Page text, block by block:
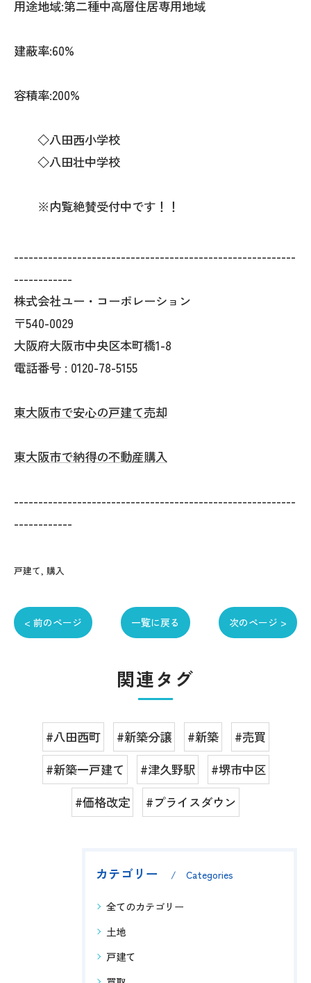
用途地域:第二種中高層住居専用地域
建蔽率:60%
容積率:200%
◇八田西小学校
◇八田壮中学校
※内覧絶賛受付中です！！
----------------------------------------------------------
------------
株式会社ユー・コーポレーション
〒540-0029
大阪府大阪市中央区本町橋1-8
電話番号 : 0120-78-5155
東大阪市で安心の戸建て売却
東大阪市で納得の不動産購入
----------------------------------------------------------
------------
戸建て 購入
< 前のページ 一覧に戻る 次のページ >
関連タグ
#八田西町 #新築分譲 #新築
#売買
#新築一戸建て
#津久野駅
#堺市中区
#価格改定
#プライスダウン
カテゴリー Categories
全てのカテゴリー
土地
戸建て